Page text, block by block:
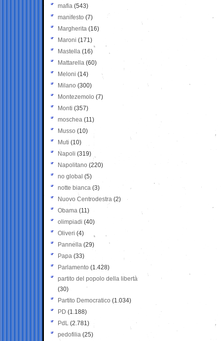
mafia (543)
manifesto (7)
Margherita (16)
Maroni (171)
Mastella (16)
Mattarella (60)
Meloni (14)
Milano (300)
Montezemolo (7)
Monti (357)
moschea (11)
Musso (10)
Muti (10)
Napoli (319)
Napolitano (220)
no global (5)
notte bianca (3)
Nuovo Centrodestra (2)
Obama (11)
olimpiadi (40)
Oliveri (4)
Pannella (29)
Papa (33)
Parlamento (1.428)
partito del popolo della libertà
(30)
Partito Democratico (1.034)
PD (1.188)
PdL (2.781)
pedofilia (25)